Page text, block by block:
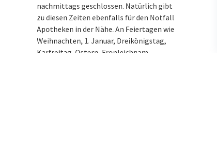
nachmittags geschlossen. Natürlich gibt
zu diesen Zeiten ebenfalls für den Notfall
Apotheken in der Nähe. An Feiertagen wie
Weihnachten, 1. Januar, Dreikönigstag,
Karfreitag, Ostern, Fronleichnam,